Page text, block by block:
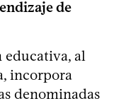
de
educativa, al
incorpora
denominadas